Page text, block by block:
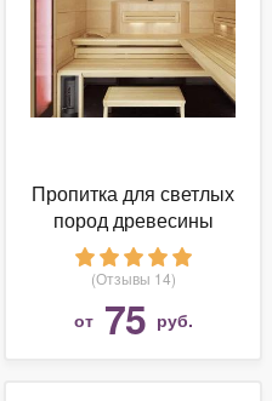
Пропитка для светлых
пород древесины
(Отзывы 14)
от 75 руб.